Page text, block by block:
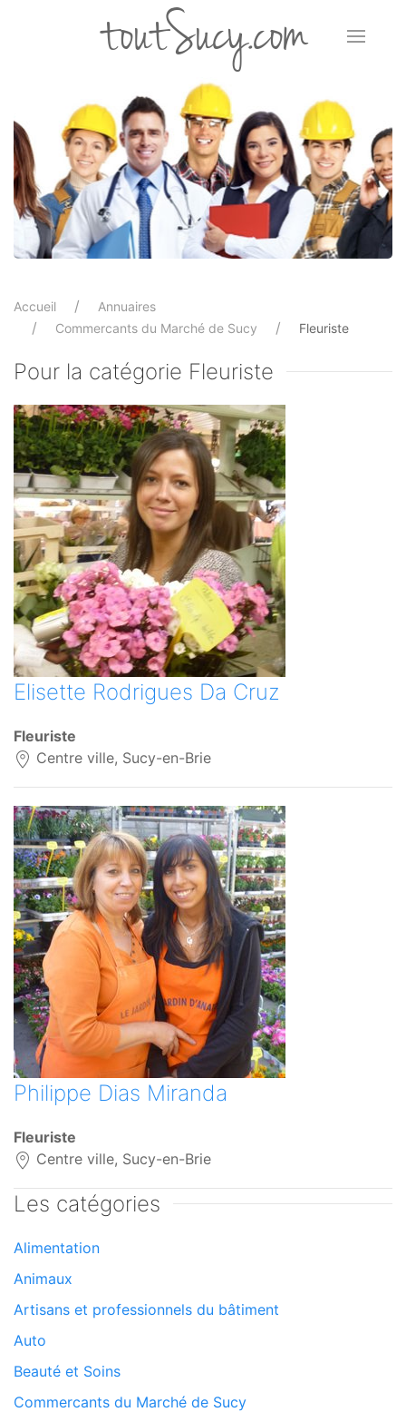
toutSucy.com
Accueil
Annuaires
Commercants du Marché de Sucy
Fleuriste
Pour la catégorie Fleuriste
Elisette Rodrigues Da Cruz
Fleuriste
Centre ville, Sucy-en-Brie
Philippe Dias Miranda
Fleuriste
Centre ville, Sucy-en-Brie
Les catégories
Alimentation
Animaux
Artisans et professionnels du bâtiment
Auto
Beauté et Soins
Commercants du Marché de Sucy